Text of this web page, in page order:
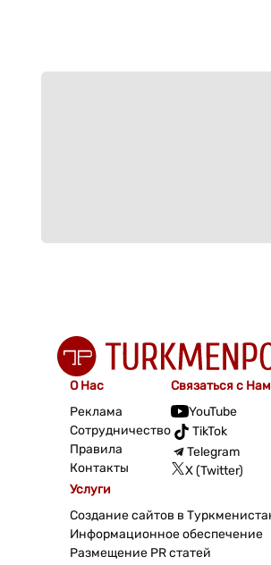
О Нас
Реклама
Сотрудничество
Правила
Контакты
Связаться с
YouTube
TikTok
Telegram
X (Twitter)
Услуги
Создание сайтов в
Информационное обеспечение
Размещение PR статей